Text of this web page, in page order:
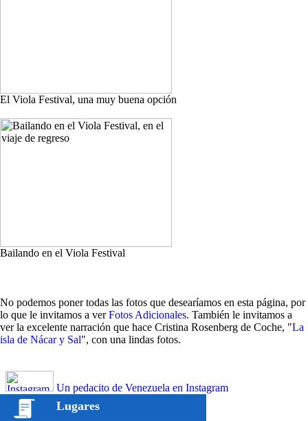
El Viola Festival, una muy buena opción
Bailando en el Viola Festival
No podemos poner todas las fotos que desearíamos en esta página, por
lo que le invitamos a verFotos Adicionales. También le invitamos a
ver la excelente narración que hace Cristina Rosenberg de Coche, "La
isla de Nácar y Sal", con una lindas fotos.
Un pedacito de Venezuela en Instagram
Lugares